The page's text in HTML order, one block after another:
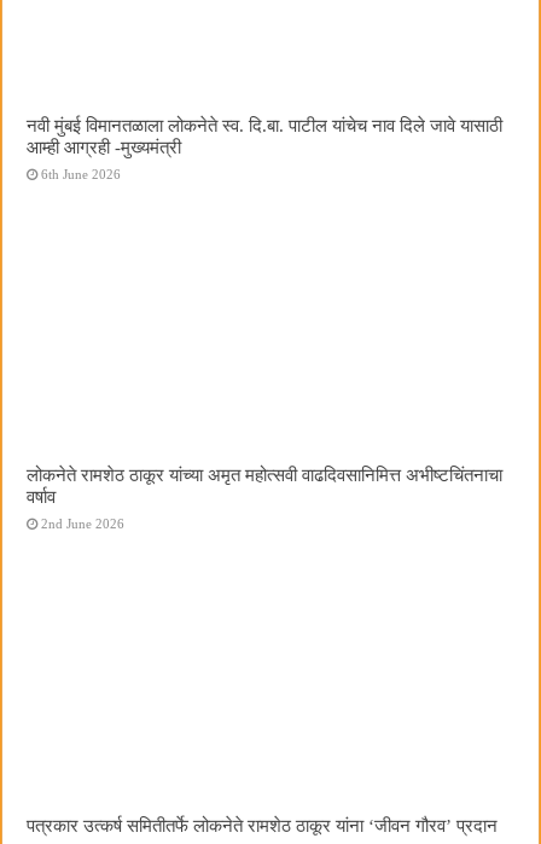
नवी मुंबई विमानतळाला लोकनेते स्व. दि.बा. पाटील यांचेच नाव दिले जावे यासाठी
आम्ही आग्रही -मुख्यमंत्री
6th June 2026
लोकनेते रामशेठ ठाकूर यांच्या अमृत महोत्सवी वाढदिवसानिमित्त अभीष्टचिंतनाचा
वर्षाव
2nd June 2026
पत्रकार उत्कर्ष समितीतर्फे लोकनेते रामशेठ ठाकूर यांना ‌‘जीवन गौरव‌’ प्रदान